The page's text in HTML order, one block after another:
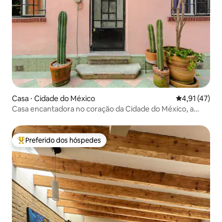
Casa ⋅ Cidade do México 4,91 de uma
4,91 (47)
Casa encantadora no coração da Cidade do México, a
Entre os melhores preferidos dos hóspedes
Preferido dos hóspedes